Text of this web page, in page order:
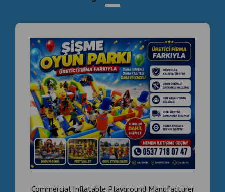
Commercial Inflatable Playground Manufacturer
Turkey | Installation & Project Solutions